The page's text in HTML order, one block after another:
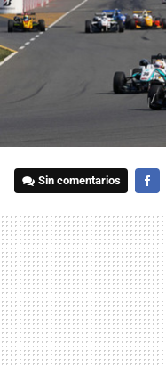
Sin comentarios